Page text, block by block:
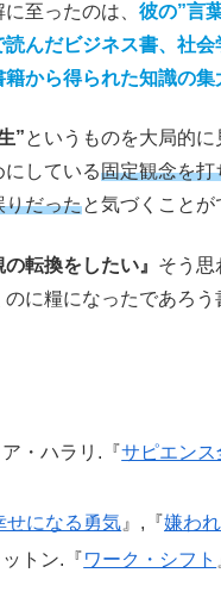
至ったのは、 彼の”言
読んだビジネス書、社
から得られた知識の集
”というものを大局的に
している固定観念を打
りだったと気づくことが
の転換をしたい』 そう思
に糧になったであろう
・ハラリ.『サピエンス
せになる勇気 』,『嫌わ
トン.『ワーク・シフト